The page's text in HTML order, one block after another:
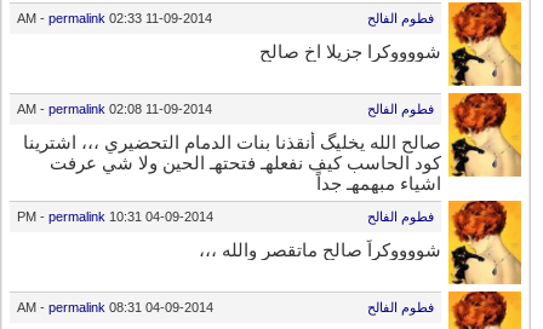
11-09-2014
02:33 AM
-permalink فطوم الفالح
شووووكرا جزيلا اخ صالح
11-09-2014
02:08 AM
-permalink فطوم الفالح
صالح الله يخليگ أنقذنا بنات الدمام التحضيري ،،، اشترينا
كود الحاسب كيف نفعلهـ فتحتهـ الحين ولا شي عرفت
اشياء مبهمهـ جداً
04-09-2014
10:31 PM
-permalink فطوم الفالح
شووووكراً صالح ماتقصر والله ،،،
04-09-2014
08:31 AM
-permalink فطوم الفالح